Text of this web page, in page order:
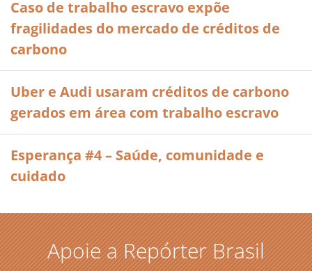
Caso de trabalho escravo expõe
fragilidades do mercado de créditos de
carbono
Uber e Audi usaram créditos de carbono
gerados em área com trabalho escravo
Esperança #4 – Saúde, comunidade e
cuidado
Apoie a Repórter Brasil